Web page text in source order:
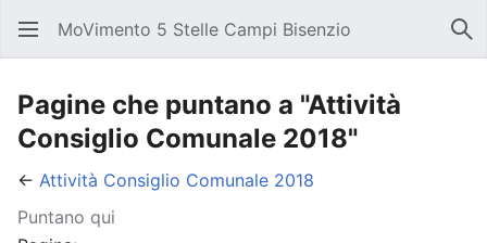
Apri il menu principale MoVimento 5 Stelle Campi Bisenzio
Pagine che puntano a "Attività
Consiglio Comunale 2018"
← Attività Consiglio Comunale 2018
Puntano qui